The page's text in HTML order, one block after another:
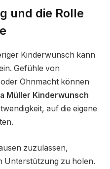
und die Rolle
Kinderwunsch kann
Gefühle von
Ohnmacht können
Müller Kinderwunsch
auf die eigene
zuzulassen,
Unterstützung zu holen.